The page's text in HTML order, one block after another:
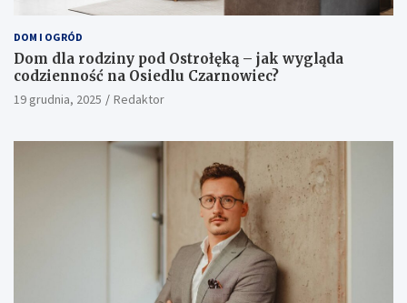
DOM I OGRÓD
Dom dla rodziny pod Ostrołęką – jak wygląda
codzienność na Osiedlu Czarnowiec?
19 grudnia, 2025 Redaktor